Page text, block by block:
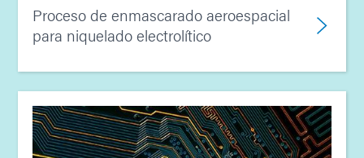
Proceso de enmascarado aeroespacial
para niquelado electrolítico